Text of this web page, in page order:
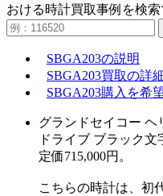
おける時計買取事例を検索
SBGA203の説明
SBGA203買取の詳
SBGA203購入を希
グランドセイコー ヘ
ドライブ ブラック
定価715,000円。
こちらの時計は、初